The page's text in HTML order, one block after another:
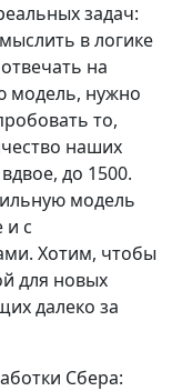
задач:
в логике
на
модель, нужно
то,
наших
до 1500.
модель
и с
Хотим, чтобы
для новых
далеко за
Сбера: